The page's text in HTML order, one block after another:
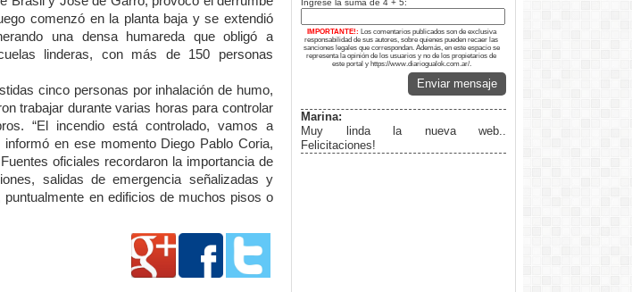
comenzó en la planta baja y se extendió
una densa humareda que obligó a
linderas, con más de 150 personas
cinco personas por inhalación de humo,
trabajar durante varias horas para controlar
“El incendio está controlado, vamos a
en ese momento Diego Pablo Coria,
oficiales recordaron la importancia de
salidas de emergencia señalizadas y
en edificios de muchos pisos o
Ingrese la suma de 4 + 5:
IMPORTANTE!: Los comentarios publicados son de exclusiva
responsabilidad de sus autores, sobre quienes pueden recaer las
sanciones legales que correspondan. Además, en este espacio se
representa la opinión de los usuarios y no de los propietarios de
este portal y https://www.diariogualok.com.ar/.
Enviar mensaje
Marina:
Muy linda la nueva web..
Felicitaciones!